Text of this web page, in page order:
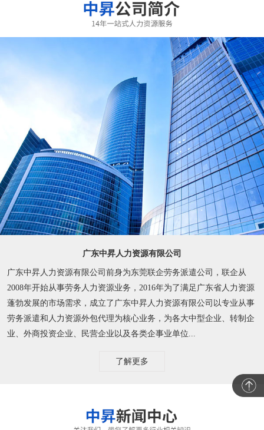
广东中昇人力资源有限公司
广东中昇人力资源有限公司前身为东莞联企劳务派遣公司，联企从
2008年开始从事劳务人力资源业务，2016年为了满足广东省人力资源
蓬勃发展的市场需求，成立了广东中昇人力资源有限公司以专业从事
劳务派遣和人力资源外包代理为核心业务，为各大中型企业、转制企
业、外商投资企业、民营企业以及各类企事业单位...
了解更多